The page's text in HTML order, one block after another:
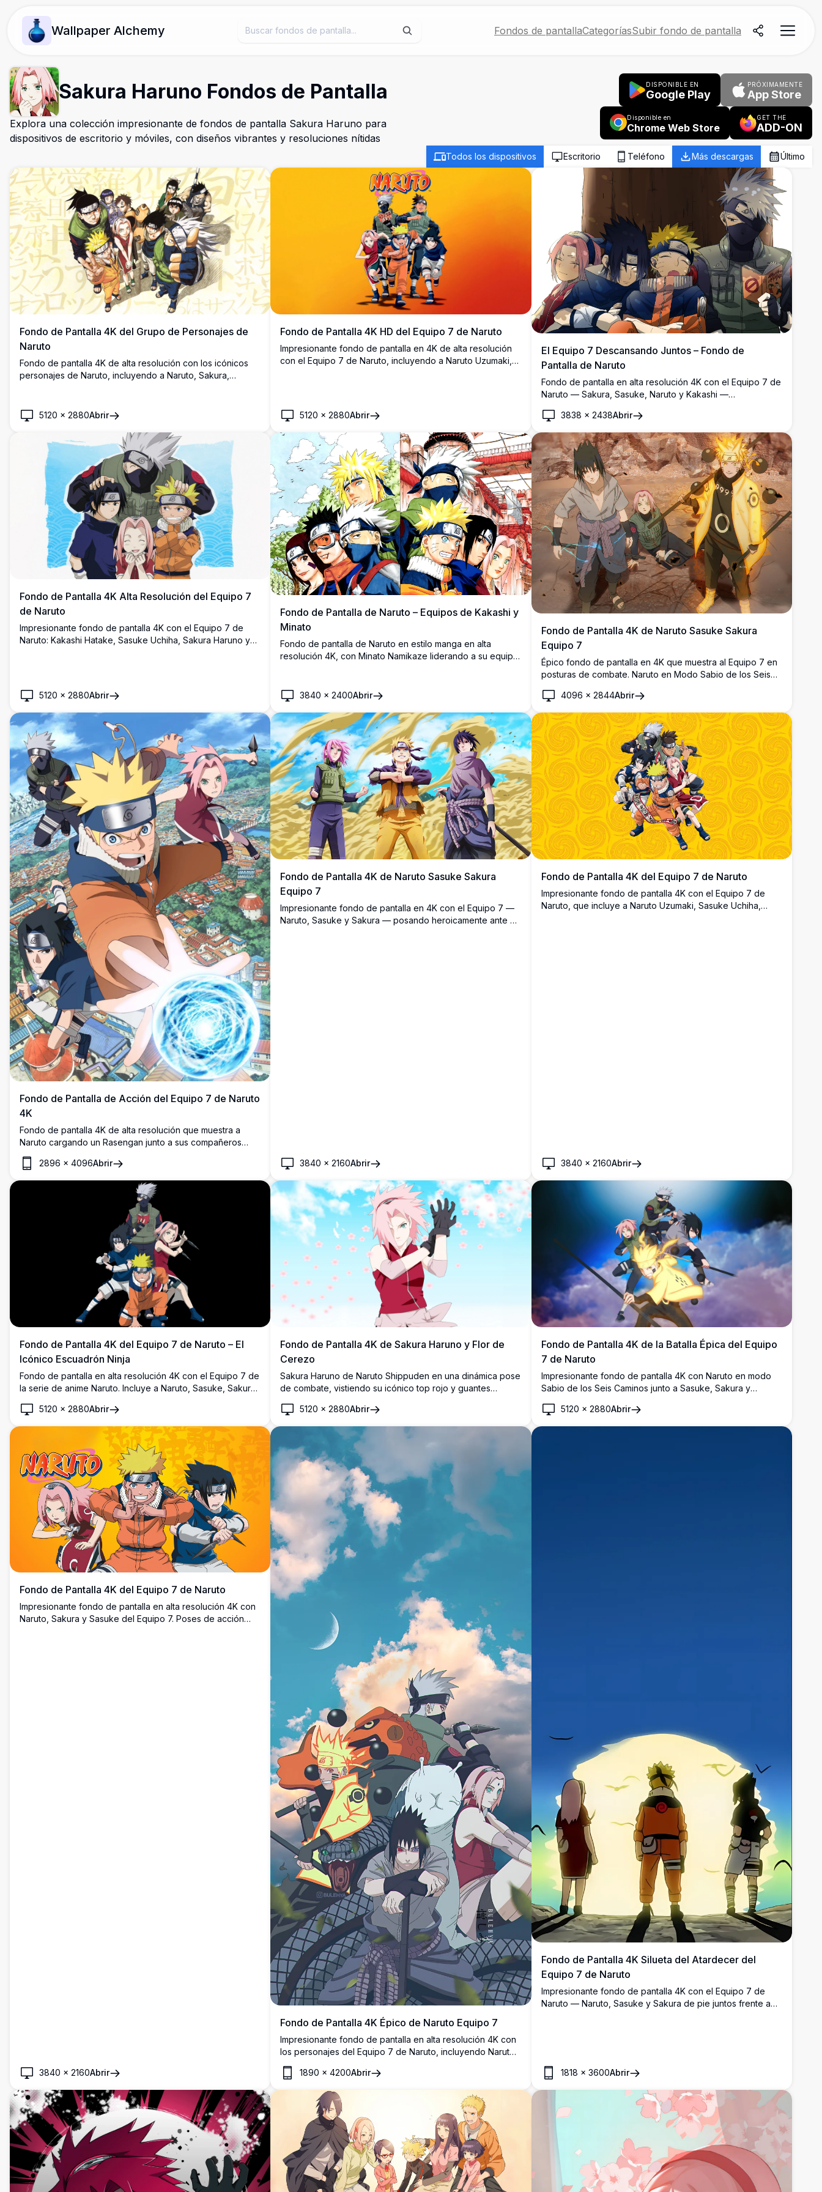
Wallpaper Alchemy Fondos de pantallaCategoríasSubir fondo de pantalla
Sakura Haruno Fondos de Pantalla
Explora una colección impresionante de fondos de pantalla Sakura Haruno para
dispositivos de escritorio y móviles, con diseños vibrantes y resoluciones nítidas
DISPONIBLE EN
Google Play
PRÓXIMAMENTE
App Store
Disponible en
Chrome Web Store
GET THE
ADD-ON
Todos los dispositivos Escritorio Teléfono Más descargas Último
Fondo de Pantalla 4K del Grupo de Personajes de
Naruto
Fondo de pantalla 4K de alta resolución con los icónicos
personajes de Naruto, incluyendo a Naruto, Sakura,
completo del Equipo 7 y sus amigos.
5120 × 2880Abrir
Fondo de Pantalla 4K HD del Equipo 7 de Naruto
Impresionante fondo de pantalla en 4K de alta resolución
con el Equipo 7 de Naruto, incluyendo a Naruto Uzumaki,
5120 ×2880Abrir
El Equipo 7 Descansando Juntos – Fondo de
Pantalla de Naruto
Fondo de pantalla en alta resolución 4K con el Equipo 7 de
Naruto — Sakura, Sasuke, Naruto y Kakashi —
mientras los jóvenes ninjas duermen tranquilamente en esta
hermosa y detallada obra de arte del anime.
3838 × 2438Abrir
Fondo de Pantalla 4K Alta Resolución del Equipo 7
de Naruto
Impresionante fondo de pantalla 4K con el Equipo 7 de
Naruto: Kakashi Hatake, Sasuke Uchiha, Sakura Haruno y
5120 × 2880Abrir
Fondo de Pantalla de Naruto – Equipos de Kakashi y
Minato
Fondo de pantalla de Naruto en estilo manga en alta
resolución 4K, con Minato Namikaze liderando a su equipo
y viveza.
3840 ×2400Abrir
Fondo de Pantalla 4K de Naruto Sasuke Sakura
Equipo 7
Épico fondo de pantalla en 4K que muestra al Equipo 7 en
posturas de combate. Naruto en Modo Sabio de los Seis
campo de batalla agrietado rodeado de terreno rocoso.
4096 × 2844Abrir
Fondo de Pantalla de Acción del Equipo 7 de Naruto
4K
Fondo de pantalla 4K de alta resolución que muestra a
Naruto cargando un Rasengan junto a sus compañeros
Sasuke, Sakura y el sensei Kakashi, sobrevolando la Aldea
Oculta de la Hoja en un impresionante arte de anime.
2896 × 4096Abrir
Fondo de Pantalla 4K de Naruto Sasuke Sakura
Equipo 7
Impresionante fondo de pantalla en 4K con el Equipo 7 —
Naruto, Sasuke y Sakura — posando heroicamente ante un
3840 ×2160Abrir
Fondo de Pantalla 4K del Equipo 7 de Naruto
Impresionante fondo de pantalla 4K con el Equipo 7 de
Naruto, que incluye a Naruto Uzumaki, Sasuke Uchiha,
3840 × 2160Abrir
Fondo de Pantalla 4K del Equipo 7 de Naruto – El
Icónico Escuadrón Ninja
Fondo de pantalla en alta resolución 4K con el Equipo 7 de
la serie de anime Naruto. Incluye a Naruto, Sasuke, Sakura
elegante fondo negro, perfecto para uso en escritorio.
5120 × 2880Abrir
Fondo de Pantalla 4K de Sakura Haruno y Flor de
Cerezo
Sakura Haruno de Naruto Shippuden en una dinámica pose
de combate, vistiendo su icónico top rojo y guantes
cielo azul en esta impresionante obra de arte en alta
resolución.
5120 ×2880Abrir
Fondo de Pantalla 4K de la Batalla Épica del Equipo
7 de Naruto
Impresionante fondo de pantalla 4K con Naruto en modo
Sabio de los Seis Caminos junto a Sasuke, Sakura y
contra un dramático fondo de cielo, mostrando su poder
definitivo.
5120 × 2880Abrir
Fondo de Pantalla 4K del Equipo 7 de Naruto
Impresionante fondo de pantalla en alta resolución 4K con
Naruto, Sakura y Sasuke del Equipo 7. Poses de acción
3840 × 2160Abrir
Fondo de Pantalla 4K Épico de Naruto Equipo 7
Impresionante fondo de pantalla en alta resolución 4K con
los personajes del Equipo 7 de Naruto, incluyendo Naruto,
Sasuke, Sakura y Kakashi en poses dinámicas frente a un
dramático cielo con una luna creciente.
1890 ×4200Abrir
Fondo de Pantalla 4K Silueta del Atardecer del
Equipo 7 de Naruto
Impresionante fondo de pantalla 4K con el Equipo 7 de
Naruto — Naruto, Sasuke y Sakura de pie juntos frente a
1818 × 3600Abrir